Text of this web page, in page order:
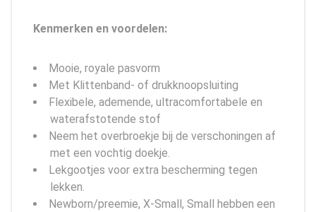
Kenmerken en voordelen:
Mooie, royale pasvorm
Met Klittenband- of drukknoopsluiting
Flexibele, ademende, ultracomfortabele en
waterafstotende stof
Neem het overbroekje bij de verschoningen af
met een vochtig doekje.
Lekgootjes voor extra bescherming tegen
lekken.
Newborn/preemie, X-Small, Small hebben een